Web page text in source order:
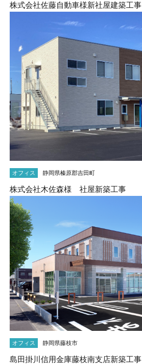
株式会社佐藤自動車様新社屋建築工事
オフィス 静岡県榛原郡吉田町
株式会社木佐森様 社屋新築工事
オフィス 静岡県藤枝市
島田掛川信用金庫藤枝南支店新築工事